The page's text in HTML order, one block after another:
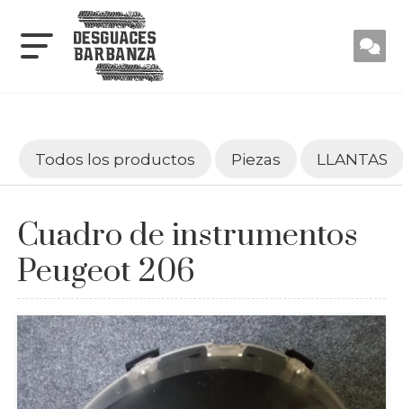
Todos los productos Piezas LLANTAS
Cuadro de instrumentos
Peugeot 206